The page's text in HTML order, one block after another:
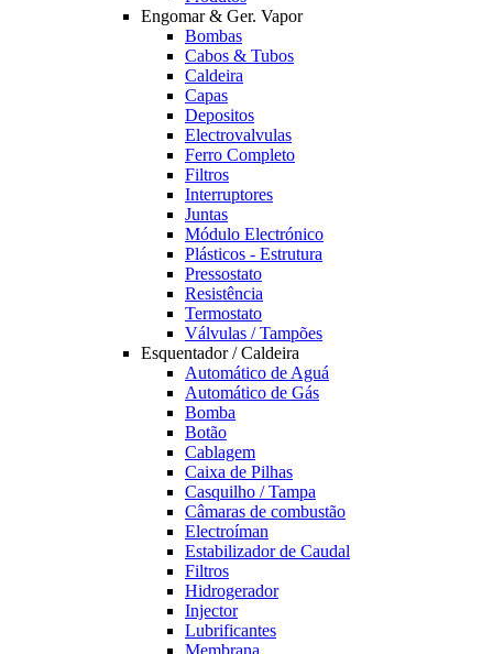
Engomar & Ger. Vapor
Bombas
Cabos & Tubos
Caldeira
Capas
Depositos
Electrovalvulas
Ferro Completo
Filtros
Interruptores
Juntas
Módulo Electrónico
Plásticos - Estrutura
Pressostato
Resistência
Termostato
Válvulas / Tampões
Esquentador / Caldeira
Automático de Aguá
Automático de Gás
Bomba
Botão
Cablagem
Caixa de Pilhas
Casquilho / Tampa
Câmaras de combustão
Electroíman
Estabilizador de Caudal
Filtros
Hidrogerador
Injector
Lubrificantes
Membrana